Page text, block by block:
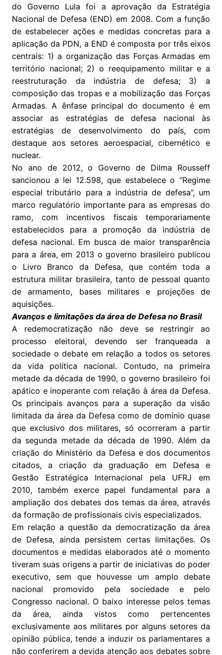
do Governo Lula foi a aprovação da Estratégia
Nacional de Defesa (END) em 2008. Com a função
de estabelecer ações e medidas concretas para a
aplicação da PDN, a END é composta por três eixos
centrais: 1) a organização das Forças Armadas em
território nacional; 2) o reequipamento militar e a
reestruturação da indústria de defesa; 3) a
composição das tropas e a mobilização das Forças
Armadas. A ênfase principal do documento é em
associar as estratégias de defesa nacional às
estratégias de desenvolvimento do país, com
destaque aos setores aeroespacial, cibernético e
nuclear.
No ano de 2012, o Governo de Dilma Rousseff
sancionou a lei 12.598, que estabelece o “Regime
especial tributário para a indústria de defesa”, um
marco regulatório importante para as empresas do
ramo, com incentivos fiscais temporariamente
estabelecidos para a promoção da indústria de
defesa nacional. Em busca de maior transparência
para a área, em 2013 o governo brasileiro publicou
o Livro Branco da Defesa, que contém toda a
estrutura militar brasileira, tanto de pessoal quanto
de armamento, bases militares e projeções de
aquisições.
Avanços e limitações da área de Defesa no Brasil
A redemocratização não deve se restringir ao
processo eleitoral, devendo ser franqueada a
sociedade o debate em relação a todos os setores
da vida política nacional. Contudo, na primeira
metade da década de 1990, o governo brasileiro foi
apático e inoperante com relação à área da Defesa.
Os principais avanços para a superação da visão
limitada da área da Defesa como de domínio quase
que exclusivo dos militares, só ocorreram a partir
da segunda metade da década de 1990. Além da
criação do Ministério da Defesa e dos documentos
citados, a criação da graduação em Defesa e
Gestão Estratégica Internacional pela UFRJ em
2010, também exerce papel fundamental para a
ampliação dos debates dos temas da área, através
da formação de profissionais civis especializados.
Em relação a questão da democratização da área
de Defesa, ainda persistem certas limitações. Os
documentos e medidas elaborados até o momento
tiveram suas origens a partir de iniciativas do poder
executivo, sem que houvesse um amplo debate
nacional promovido pela sociedade e pelo
Congresso nacional. O baixo interesse pelos temas
da área, ainda vistos como pertencentes
exclusivamente aos militares por alguns setores da
opinião pública, tende a induzir os parlamentares a
não conferirem a devida atenção aos debates sobre